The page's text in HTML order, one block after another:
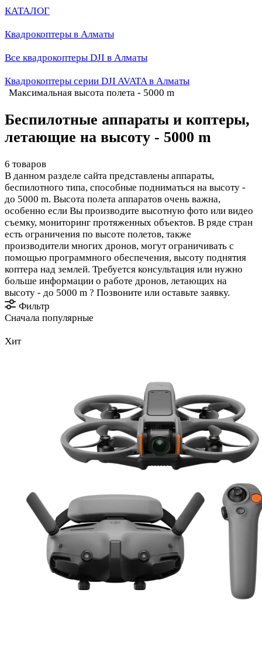
КАТАЛОГ
Квадрокоптеры в Алматы
Все квадрокоптеры DJI в Алматы
Квадрокоптеры серии DJI AVATA в Алматы
Максимальная высота полета - 5000 m
Беспилотные аппараты и коптеры,
летающие на высоту - 5000 m
6 товаров
В данном разделе сайта представлены аппараты,
беспилотного типа, способные подниматься на высоту -
до 5000 m. Высота полета аппаратов очень важна,
особенно если Вы производите высотную фото или видео
съемку, мониторинг протяженных объектов. В ряде стран
есть ограничения по высоте полетов, также
производители многих дронов, могут ограничивать с
помощью программного обеспечения, высоту поднятия
коптера над землей. Требуется консультация или нужно
больше информации о работе дронов, летающих на
высоту - до 5000 m ? Позвоните или оставьте заявку.
Фильтр
Сначала популярные
Хит